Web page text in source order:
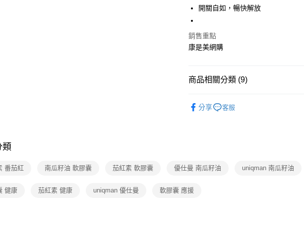
Google Pay
每筆NT$70，滿NT$399(含以上)免運
付款後7-11取貨(下單後3-5個工作天
開關自如，暢快解放
銷售重點
康是美網購
商品相關分類 (9)
🆕主打活動 就是好好買
分享 客服
類
番茄紅 南瓜籽油 軟膠囊 茄紅素 軟膠囊 優仕曼 南瓜籽油 uniqman 南瓜籽油
健康 茄紅素 健康 uniqman 優仕曼 軟膠囊 應援